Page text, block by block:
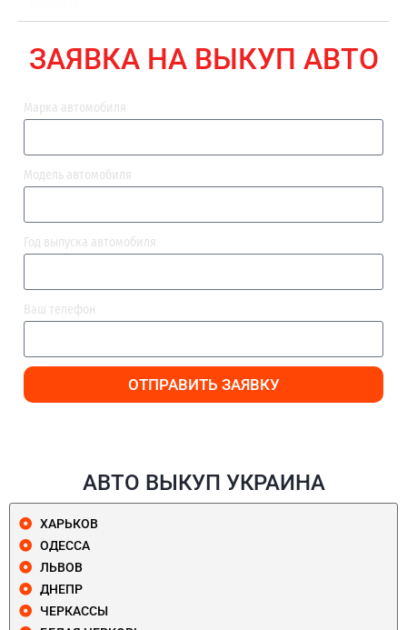
ЗАЯВКА НА ВЫКУП АВТО
Марка автомобиля
Модель автомобиля
Год выпуска автомобиля
Ваш телефон
ОТПРАВИТЬ ЗАЯВКУ
АВТО ВЫКУП УКРАИНА
ХАРЬКОВ
ОДЕССА
ЛЬВОВ
ДНЕПР
ЧЕРКАССЫ